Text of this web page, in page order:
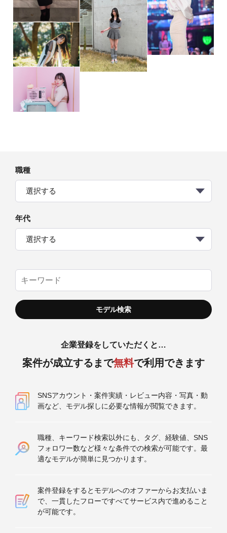
職種
選択する
年代
選択する
企業登録をしていただくと…
案件が成立するまで無料で利用できます
SNSアカウント・案件実績・レビュー内容・写真・動
画など、モデル探しに必要な情報が閲覧できます。
職種、キーワード検索以外にも、タグ、経験値、SNS
フォロワー数など様々な条件での検索が可能です。最
適なモデルが簡単に見つかります。
案件登録をするとモデルへのオファーからお支払いま
で、一貫したフローですべてサービス内で進めること
が可能です。